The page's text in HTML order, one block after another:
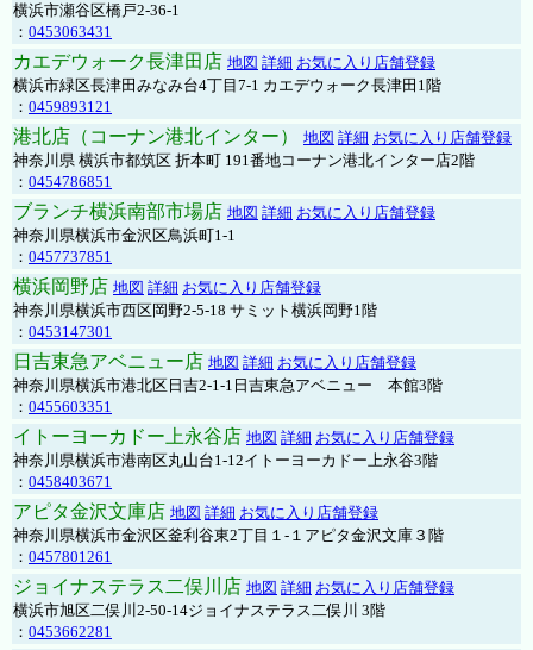
横浜市瀬谷区橋戸2-36-1
： 0453063431
カエデウォーク長津田店 地図 詳細 お気に入り店舗登録
横浜市緑区長津田みなみ台4丁目7-1 カエデウォーク長津田1階
： 0459893121
港北店（コーナン港北インター） 地図 詳細 お気に入り店舗登録
神奈川県 横浜市都筑区 折本町 191番地コーナン港北インター店2階
： 0454786851
ブランチ横浜南部市場店 地図 詳細 お気に入り店舗登録
神奈川県横浜市金沢区鳥浜町1-1
： 0457737851
横浜岡野店 地図 詳細 お気に入り店舗登録
神奈川県横浜市西区岡野2-5-18 サミット横浜岡野1階
： 0453147301
日吉東急アベニュー店 地図 詳細 お気に入り店舗登録
神奈川県横浜市港北区日吉2-1-1日吉東急アベニュー 本館3階
： 0455603351
イトーヨーカドー上永谷店 地図 詳細 お気に入り店舗登録
神奈川県横浜市港南区丸山台1-12イトーヨーカドー上永谷3階
： 0458403671
アピタ金沢文庫店 地図 詳細 お気に入り店舗登録
神奈川県横浜市金沢区釜利谷東2丁目１-１アピタ金沢文庫３階
： 0457801261
ジョイナステラス二俣川店 地図 詳細 お気に入り店舗登録
横浜市旭区二俣川2-50-14ジョイナステラス二俣川 3階
： 0453662281